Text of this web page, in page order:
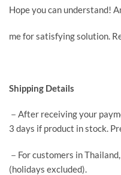
Hope you can understand!
me for satisfying solution.
Shipping Details
－After receiving your
3 days if product in stock.
－For customers in
(holidays excluded).